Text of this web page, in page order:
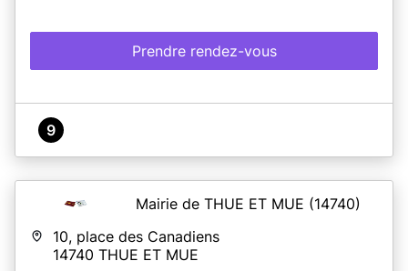
Prendre rendez-vous
9
Mairie de THUE ET MUE (14740)
10, place des Canadiens
14740 THUE ET MUE